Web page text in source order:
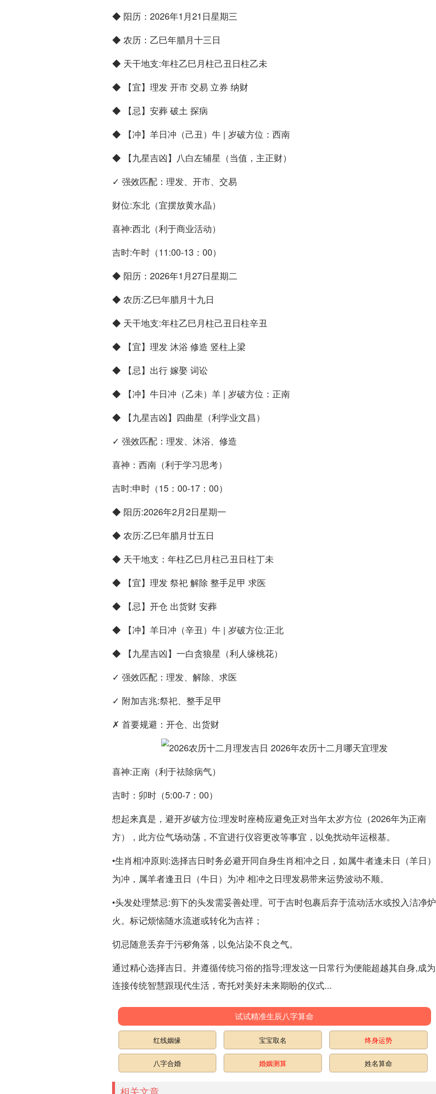
◆ 阳历：2026年1月21日星期三
◆ 农历：乙巳年腊月十三日
◆ 天干地支:年柱乙巳月柱己丑日柱乙未
◆ 【宜】理发 开市 交易 立券 纳财
◆ 【忌】安葬 破土 探病
◆ 【冲】羊日冲（己丑）牛 | 岁破方位：西南
◆ 【九星吉凶】八白左辅星（当值，主正财）
✓ 强效匹配：理发、开市、交易
财位:东北（宜摆放黄水晶）
喜神:西北（利于商业活动）
吉时:午时（11:00-13：00）
◆ 阳历：2026年1月27日星期二
◆ 农历:乙巳年腊月十九日
◆ 天干地支:年柱乙巳月柱己丑日柱辛丑
◆ 【宜】理发 沐浴 修造 竖柱上梁
◆ 【忌】出行 嫁娶 词讼
◆ 【冲】牛日冲（乙未）羊 | 岁破方位：正南
◆ 【九星吉凶】四曲星（利学业文昌）
✓ 强效匹配：理发、沐浴、修造
喜神：西南（利于学习思考）
吉时:申时（15：00-17：00）
◆ 阳历:2026年2月2日星期一
◆ 农历:乙巳年腊月廿五日
◆ 天干地支：年柱乙巳月柱己丑日柱丁未
◆ 【宜】理发 祭祀 解除 整手足甲 求医
◆ 【忌】开仓 出货财 安葬
◆ 【冲】羊日冲（辛丑）牛 | 岁破方位:正北
◆ 【九星吉凶】一白贪狼星（利人缘桃花）
✓ 强效匹配：理发、解除、求医
✓ 附加吉兆:祭祀、整手足甲
✗ 首要规避：开仓、出货财
喜神:正南（利于祛除病气）
吉时：卯时（5:00-7：00）
想起来真是， 避开岁破方位:理发时座椅应避免正对当年太岁方位（2026年为正南
方），此方位气场动荡，不宜进行仪容更改等事宜，以免扰动年运根基。
•生肖相冲原则:选择吉日时务必避开同自身生肖相冲之日，如属牛者逢未日（羊日）
为冲，属羊者逢丑日（牛日）为冲 相冲之日理发易带来运势波动不顺。
•头发处理禁忌:剪下的头发需妥善处理。可于吉时包裹后弃于流动活水或投入洁净炉
火。标记烦恼随水流逝或转化为吉祥；
切忌随意丢弃于污秽角落，以免沾染不良之气。
通过精心选择吉日。并遵循传统习俗的指导;理发这一日常行为便能超越其自身,成为
连接传统智慧跟现代生活，寄托对美好未来期盼的仪式...
试试精准生辰八字算命
红线姻缘 宝宝取名 终身运势
八字合婚 婚姻测算 姓名算命